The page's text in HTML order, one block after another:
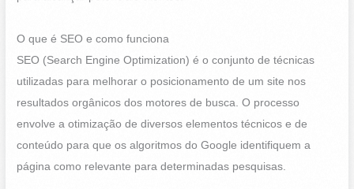
O que é SEO e como funciona
SEO (Search Engine Optimization) é o conjunto de técnicas
utilizadas para melhorar o posicionamento de um site nos
resultados orgânicos dos motores de busca. O processo
envolve a otimização de diversos elementos técnicos e de
conteúdo para que os algoritmos do Google identifiquem a
página como relevante para determinadas pesquisas.